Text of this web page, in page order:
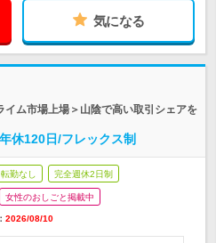
気になる
ム市場上場＞山陰で高い取引シェアを
休120日/フレックス制
転勤なし 完全週休2日制
女性のおしごと掲載中
2026/08/10